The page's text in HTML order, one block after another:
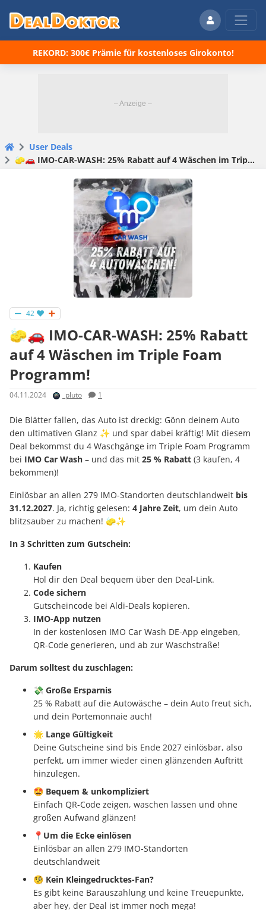
REKORD: 300€ Prämie für kostenloses Girokonto!
User Deals
🧽🚗 IMO-CAR-WASH: 25% Rabatt auf 4 Wäschen im Triple Foam Programm!
42
🧽🚗 IMO-CAR-WASH: 25% Rabatt
auf 4 Wäschen im Triple Foam
Programm!
04.11.2024 _pluto 1
Die Blätter fallen, das Auto ist dreckig: Gönn deinem Auto
den ultimativen Glanz ✨ und spar dabei kräftig! Mit diesem
Deal bekommst du 4 Waschgänge im Triple Foam Programm
bei IMO Car Wash – und das mit 25 % Rabatt (3 kaufen, 4
bekommen)!
Einlösbar an allen 279 IMO-Standorten deutschlandweit bis
31.12.2027. Ja, richtig gelesen: 4 Jahre Zeit, um dein Auto
blitzsauber zu machen! 🧽✨
In 3 Schritten zum Gutschein:
Kaufen
Hol dir den Deal bequem über den Deal-Link.
Code sichern
Gutscheincode bei Aldi-Deals kopieren.
IMO-App nutzen
In der kostenlosen IMO Car Wash DE-App eingeben,
QR-Code generieren, und ab zur Waschstraße!
Darum solltest du zuschlagen:
💸 Große Ersparnis
25 % Rabatt auf die Autowäsche – dein Auto freut sich,
und dein Portemonnaie auch!
🌟 Lange Gültigkeit
Deine Gutscheine sind bis Ende 2027 einlösbar, also
perfekt, um immer wieder einen glänzenden Auftritt
hinzulegen.
🤩 Bequem & unkompliziert
Einfach QR-Code zeigen, waschen lassen und ohne
großen Aufwand glänzen!
📍Um die Ecke einlösen
Einlösbar an allen 279 IMO-Standorten
deutschlandweit
🧐 Kein Kleingedrucktes-Fan?
Es gibt keine Barauszahlung und keine Treuepunkte,
aber hey, der Deal ist immer noch mega!